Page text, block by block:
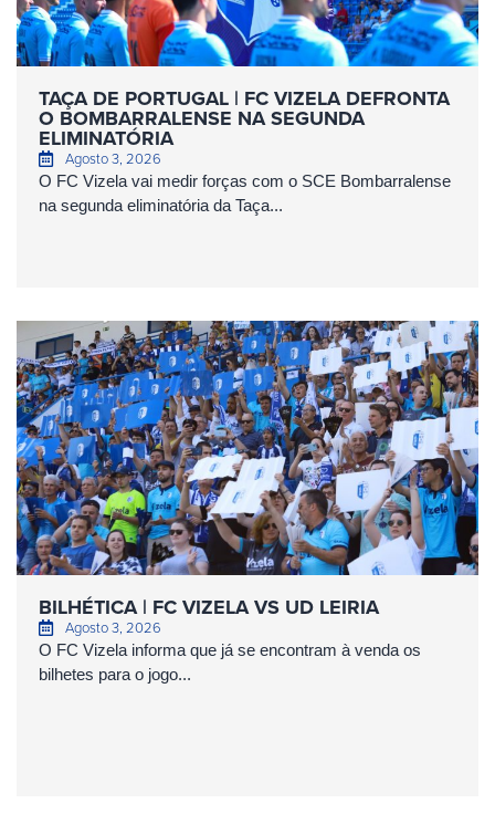
TAÇA DE PORTUGAL | FC VIZELA DEFRONTA
O BOMBARRALENSE NA SEGUNDA
ELIMINATÓRIA
Agosto 3, 2026
O FC Vizela vai medir forças com o SCE Bombarralense
na segunda eliminatória da Taça...
BILHÉTICA | FC VIZELA VS UD LEIRIA
Agosto 3, 2026
O FC Vizela informa que já se encontram à venda os
bilhetes para o jogo...